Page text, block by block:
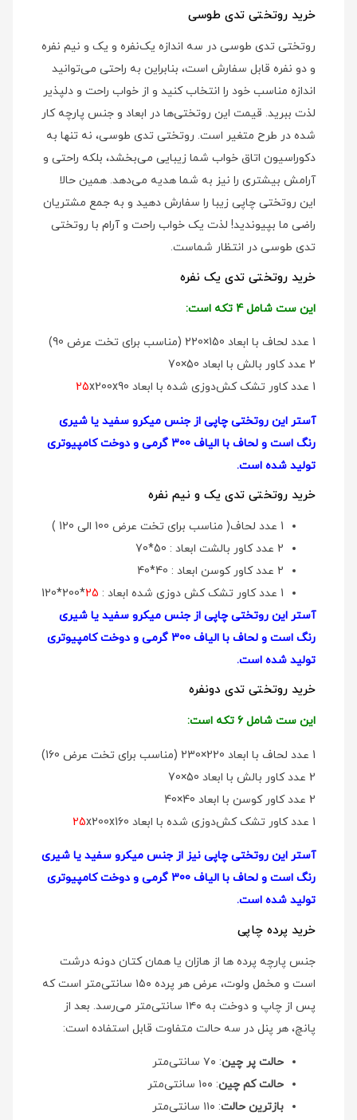
خرید روتختی تدی طوسی
روتختی تدی طوسی در سه اندازه یک‌نفره و یک و نیم نفره
و دو نفره قابل سفارش است، بنابراین به راحتی می‌توانید
اندازه مناسب خود را انتخاب کنید و از خواب راحت و دلپذیر
لذت ببرید. قیمت این روتختی‌ها در ابعاد و جنس پارچه کار
شده در طرح متغیر است. روتختی تدی طوسی، نه تنها به
دکوراسیون اتاق خواب شما زیبایی می‌بخشد، بلکه راحتی و
آرامش بیشتری را نیز به شما هدیه می‌دهد. همین حالا
این روتختی چاپی زیبا را سفارش دهید و به جمع مشتریان
راضی ما بپیوندید! لذت یک خواب راحت و آرام با روتختی
تدی طوسی در انتظار شماست.
خرید روتختی تدی یک نفره
این ست شامل 4 تکه است:
1 عدد لحاف با ابعاد 150×220 (مناسب برای تخت عرض 90)
2 عدد کاور بالش با ابعاد 50×70
1 عدد کاور تشک کش‌دوزی شده با ابعاد
25x200x90
آستر این روتختی چاپی از جنس میکرو سفید یا شیری
رنگ است و لحاف با الیاف 300 گرمی و دوخت کامپیوتری
تولید شده است.
خرید روتختی تدی یک و نیم نفره
1 عدد لحاف( مناسب برای تخت عرض 100 الی 120 )
2 عدد کاور بالشت ابعاد : 50*70
2 عدد کاور کوسن ابعاد : 40*40
1 عدد کاور تشک کش دوزی شده ابعاد :
25
*200*120
آستر این روتختی چاپی از جنس میکرو سفید یا شیری
رنگ است و لحاف با الیاف 300 گرمی و دوخت کامپیوتری
تولید شده است.
خرید روتختی تدی دونفره
این ست شامل 6 تکه است:
1 عدد لحاف با ابعاد 220×230 (مناسب برای تخت عرض 160)
2 عدد کاور بالش با ابعاد 50×70
2 عدد کاور کوسن با ابعاد 40×40
1 عدد کاور تشک کش‌دوزی شده با ابعاد
25x200x160
آستر این روتختی چاپی نیز از جنس میکرو سفید یا شیری
رنگ است و لحاف با الیاف 300 گرمی و دوخت کامپیوتری
تولید شده است.
خرید پرده چاپی
جنس پارچه پرده ها از هازان یا همان کتان دونه درشت
است و مخمل ولوت، عرض هر پرده ۱۵۰ سانتی‌متر است که
پس از چاپ و دوخت به ۱۴۰ سانتی‌متر می‌رسد. بعد از
پانچ، هر پنل در سه حالت متفاوت قابل استفاده است:
حالت پر چین: ۷۰ سانتی‌متر
حالت کم چین: ۱۰۰ سانتی‌متر
بازترین حالت: ۱۱۰ سانتی‌متر